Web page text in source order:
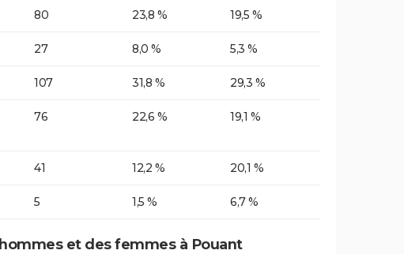
80 23,8 % 19,5 %
27 8,0 % 5,3 %
107 31,8 % 29,3 %
76 22,6 % 19,1 %
41 12,2 % 20,1 %
5 1,5 % 6,7 %
et des femmes à Pouant